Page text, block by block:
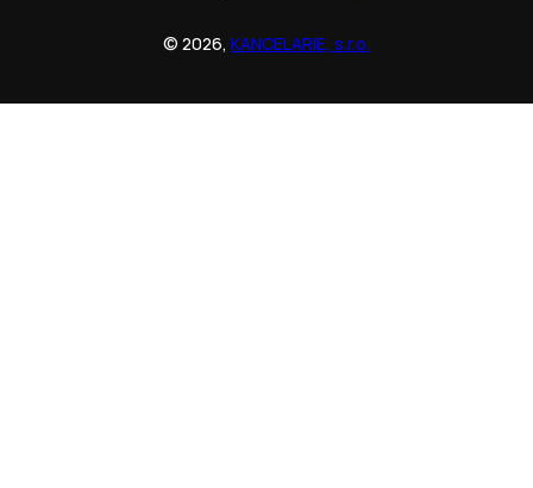
© 2026, KANCELARIE, s.r.o.